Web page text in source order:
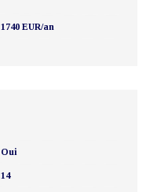
1740 EUR/an
Oui
14